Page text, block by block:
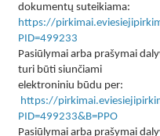
dokumentų suteikiama:
https://
PID=499233
Pasiūlymai arba prašymai
turi būti siunčiami
elektroniniu būdu per:
https://
PID=499233&B=PPO
Pasiūlymai arba prašymai